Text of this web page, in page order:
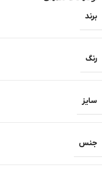
برند
رنگ
سایز
جنس